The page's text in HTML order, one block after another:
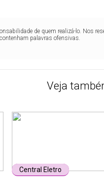
de quem realizá-lo. Nos
palavras ofensivas.
Veja
Central Eletro